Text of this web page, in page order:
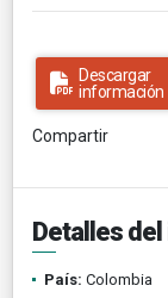
Descargar
información
Compartir
Detalles
País: Colombia